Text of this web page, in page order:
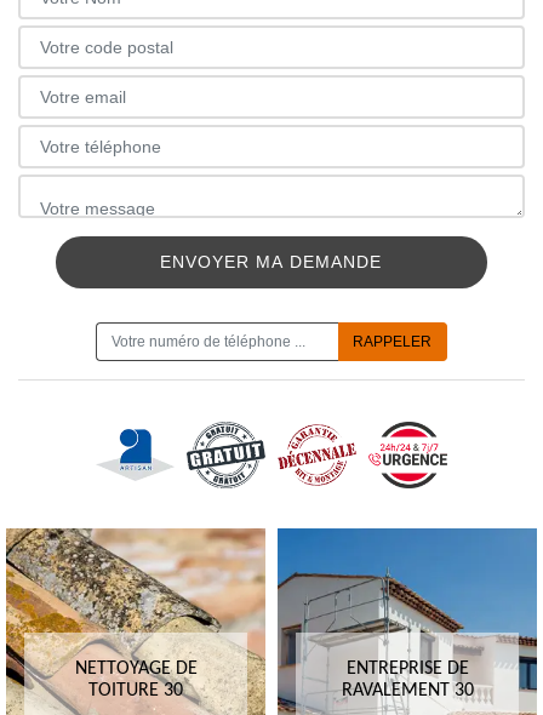
NETTOYAGE DE
TOITURE 30
ENTREPRISE DE
RAVALEMENT 30